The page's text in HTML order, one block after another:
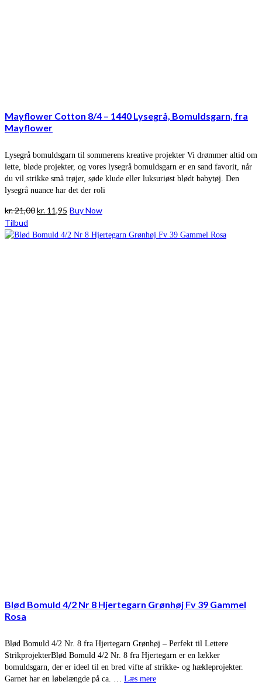
Mayflower Cotton 8/4 – 1440 Lysegrå, Bomuldsgarn, fra
Mayflower
Lysegrå bomuldsgarn til sommerens kreative projekter Vi drømmer altid om
lette, bløde projekter, og vores lysegrå bomuldsgarn er en sand favorit, når
du vil strikke små trøjer, søde klude eller luksuriøst blødt babytøj. Den
lysegrå nuance har det der roli
kr.21,00Den
pris
kr. 11,95 Den
pris
Buy Now
Tilbud
Blød Bomuld 4/2 Nr 8 Hjertegarn Grønhøj Fv 39 Gammel
Rosa
Blød Bomuld 4/2 Nr. 8 fra Hjertegarn Grønhøj – Perfekt til Lettere
StrikprojekterBlød Bomuld 4/2 Nr. 8 fra Hjertegarn er en lækker
bomuldsgarn, der er ideel til en bred vifte af strikke- og hækleprojekter.
Garnet har en løbelængde på ca. … Læs mere